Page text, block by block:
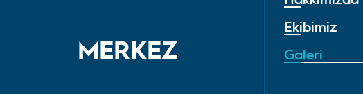
MERKEZ
Ekibimiz
Galeri